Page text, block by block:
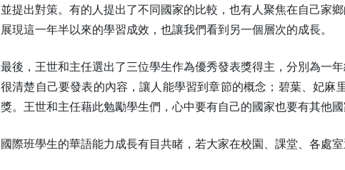
並提出對策。有的人提出了不同國家的比較，也有人聚焦在自己家
展現這一年半以來的學習成效，也讓我們看到另一個層次的成長。
最後，王世和主任選出了三位學生作為優秀發表獎得主，分別為一
很清楚自己要發表的內容，讓人能學習到章節的概念；碧葉、妃
獎。王世和主任藉此勉勵學生們，心中要有自己的國家也要有其他
國際班學生的華語能力成長有目共睹，若大家在校園、課堂、各處